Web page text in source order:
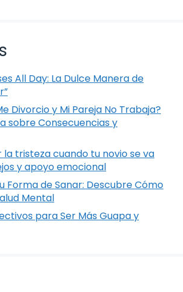
All Day: La Dulce Manera de
Divorcio y Mi Pareja No Trabaja?
sobre Consecuencias y
tristeza cuando tu novio se va
y apoyo emocional
Forma de Sanar: Descubre Cómo
Mental
para Ser Más Guapa y